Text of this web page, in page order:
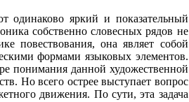
одинаково яркий и показательный
собственно словесных рядов не
повествования, она являет собой
формами языковых элементов.
понимания данной художественной
Но всего острее выступает вопрос
движения. По сути, эта задача